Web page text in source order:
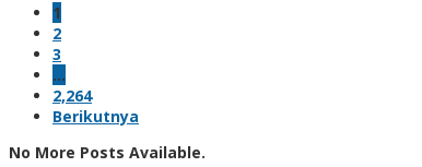
1
2
3
…
2,264
Berikutnya
No More Posts Available.